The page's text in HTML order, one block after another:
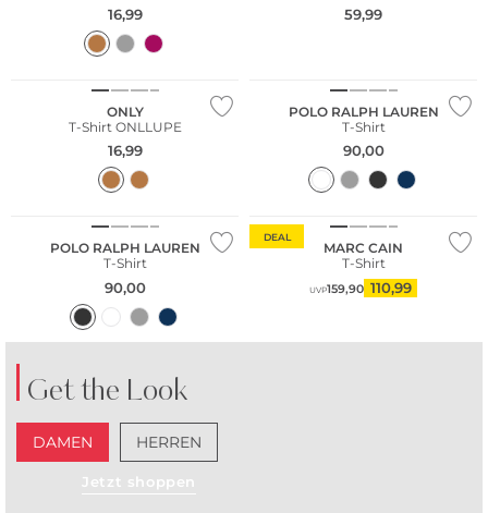
16,99 59,99
ONLY
T-Shirt ONLLUPE
16,99
POLO RALPH LAUREN
T-Shirt
90,00
POLO RALPH LAUREN
T-Shirt
90,00
DEAL
MARC CAIN
T-Shirt
UVP159,90 110,99
Get the Look
DAMEN HERREN
Jetzt shoppen